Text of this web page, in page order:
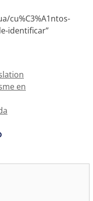
cu%C3%A1ntos-
identificar”
en